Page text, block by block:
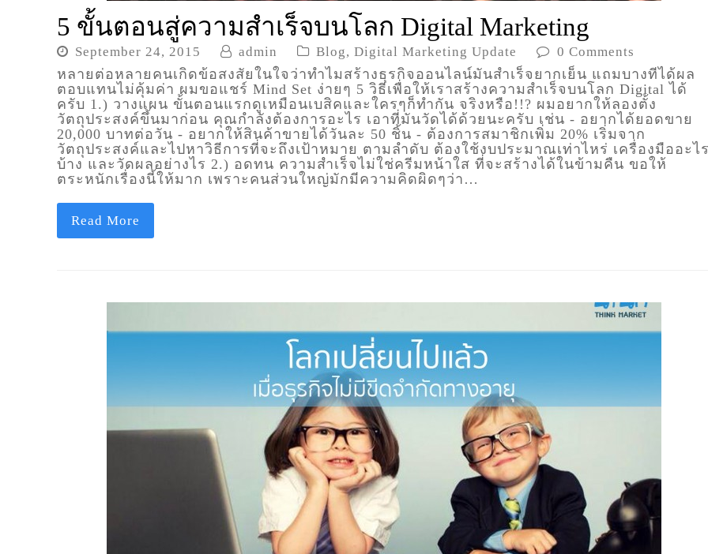
5 ขั้นตอนสู่ความสำเร็จบนโลก Digital Marketing
September 24, 2015 admin Blog, Digital Marketing Update 0 Comments
หลายต่อหลายคนเกิดข้อสงสัยในใจว่าทำไมสร้างธุรกิจออนไลน์มันสำเร็จยากเย็น แถมบางทีได้ผล
ตอบแทนไม่คุ้มค่า ผมขอแชร์ Mind Set ง่ายๆ 5 วิธีเพื่อให้เราสร้างความสำเร็จบนโลก Digital ได้
ครับ 1.) วางแผน ขั้นตอนแรกดูเหมือนเบสิคและใครๆก็ทำกัน จริงหรือ!!? ผมอยากให้ลองตั้ง
วัตถุประสงค์ขึ้นมาก่อน คุณกำลังต้องการอะไร เอาที่มันวัดได้ด้วยนะครับ เช่น - อยากได้ยอดขาย
20,000 บาทต่อวัน - อยากให้สินค้าขายได้วันละ 50 ชิ้น - ต้องการสมาชิกเพิ่ม 20% เริ่มจาก
วัตถุประสงค์และไปหาวิธีการที่จะถึงเป้าหมาย ตามลำดับ ต้องใช้งบประมาณเท่าไหร่ เครื่องมืออะไร
บ้าง และวัดผลอย่างไร 2.) อดทน ความสำเร็จไม่ใช่ครีมหน้าใส ที่จะสร้างได้ในข้ามคืน ขอให้
ตระหนักเรื่องนี้ให้มาก เพราะคนส่วนใหญ่มักมีความคิดผิดๆว่า…
Read More